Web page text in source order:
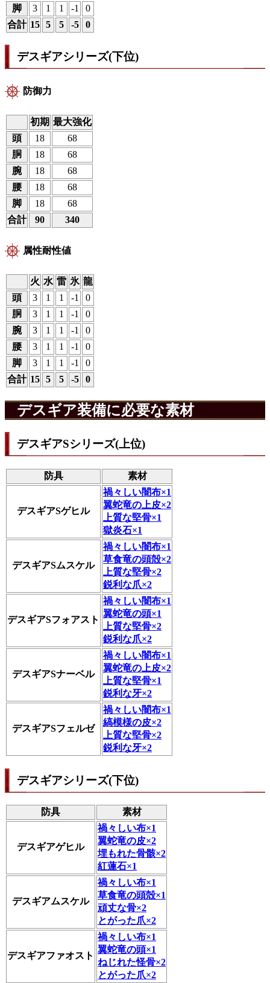
脚 3 1 1 -1
0
合計 15 5 5 -5 0
デスギアシリーズ(下位)
防御力
初期 最大強化
頭
18
68
胴
18
68
腕
18
68
腰
18
68
脚
18
68
合計
90 340
属性耐性値
火 水 雷 氷 龍
頭
3 1 1 -1
0
胴
3 1 1 -1
0
腕
3 1 1 -1
0
腰
3 1 1 -1
0
脚
3 1 1 -1
0
合計 15 5 5 -5 0
デスギア装備に必要な素材
デスギアSシリーズ(上位)
防具 素材
デスギアSゲヒル
禍々しい闇布×1
翼蛇竜の上皮×2
上質な堅骨×1
獄炎石×1
デスギアSムスケル
禍々しい闇布×1
草食竜の頭殻×2
上質な堅骨×2
鋭利な爪×2
デスギアSフォアスト
禍々しい闇布×1
翼蛇竜の頭×1
上質な堅骨×2
鋭利な爪×2
デスギアSナーベル
禍々しい闇布×1
翼蛇竜の上皮×2
上質な堅骨×1
鋭利な牙×2
デスギアSフェルゼ
禍々しい闇布×1
縞模様の皮×2
上質な堅骨×2
鋭利な牙×2
デスギアシリーズ(下位)
防具 素材
デスギアゲヒル
禍々しい布×1
翼蛇竜の皮×2
埋もれた骨骸×2
紅蓮石×1
デスギアムスケル
禍々しい布×1
草食竜の頭殻×1
頑丈な骨×2
とがった爪×2
デスギアファオスト
禍々しい布×1
翼蛇竜の頭×1
ねじれた怪骨×2
とがった爪×2